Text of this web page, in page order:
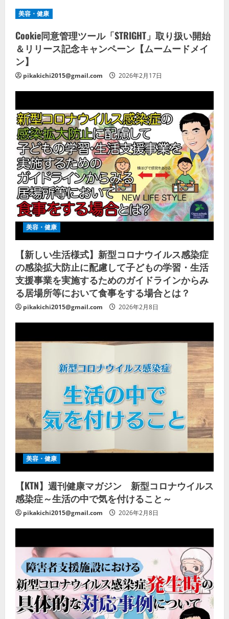
美容・健康
Cookie同意管理ツール「STRIGHT」取り扱い開始
＆リリース記念キャンペーン【ムームードメイ
ン】
pikakichi2015@gmail.com 2026年2月17日
美容・健康
【新しい生活様式】新型コロナウイルス感染症
の感染拡大防止に配慮して子どもの学習・生活
支援事業を実施するためのガイドラインからみ
る居場所等において食事をする場合とは？
pikakichi2015@gmail.com 2026年2月8日
美容・健康
【KTN】週刊健康マガジン 新型コロナウイルス
感染症～生活の中で気を付けること～
pikakichi2015@gmail.com 2026年2月8日